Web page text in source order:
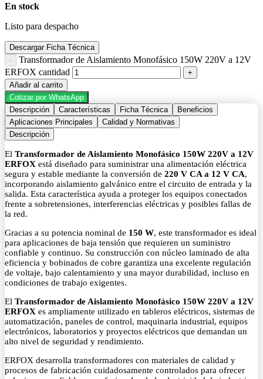
En stock
Listo para despacho
Descargar Ficha Técnica
Transformador de Aislamiento Monofásico 150W 220V a 12V
ERFOX cantidad
Añadir al carrito
Cotizar por WhatsApp
Descripción
Características Ficha Técnica
Beneficios
Aplicaciones Principales
Calidad y Normativas
Descripción
El Transformador de Aislamiento Monofásico 150W 220V a 12V
ERFOX está diseñado para suministrar una alimentación eléctrica
segura y estable mediante la conversión de 220 V CA a 12 V CA,
incorporando aislamiento galvánico entre el circuito de entrada y la
salida. Esta característica ayuda a proteger los equipos conectados
frente a sobretensiones, interferencias eléctricas y posibles fallas de
la red.
Gracias a su potencia nominal de 150 W, este transformador es ideal
para aplicaciones de baja tensión que requieren un suministro
confiable y continuo. Su construcción con núcleo laminado de alta
eficiencia y bobinados de cobre garantiza una excelente regulación
de voltaje, bajo calentamiento y una mayor durabilidad, incluso en
condiciones de trabajo exigentes.
El Transformador de Aislamiento Monofásico 150W 220V a 12V
ERFOX es ampliamente utilizado en tableros eléctricos, sistemas de
automatización, paneles de control, maquinaria industrial, equipos
electrónicos, laboratorios y proyectos eléctricos que demandan un
alto nivel de seguridad y rendimiento.
ERFOX desarrolla transformadores con materiales de calidad y
procesos de fabricación cuidadosamente controlados para ofrecer